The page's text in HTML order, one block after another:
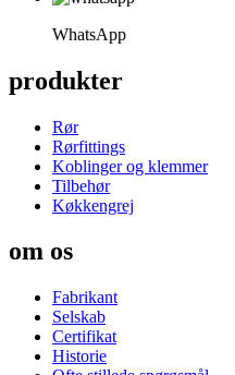
WhatsApp
produkter
Rør
Rørfittings
Koblinger og klemmer
Tilbehør
Køkkengrej
om os
Fabrikant
Selskab
Certifikat
Historie